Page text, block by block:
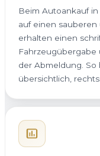
Beim Autoankauf
auf einen sauberen
erhalten einen
der Abmeldung. So
übersichtlich,